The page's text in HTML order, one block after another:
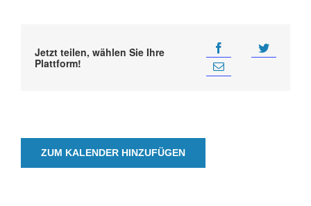
Jetzt teilen, wählen Sie Ihre
Plattform!
ZUM KALENDER HINZUFÜGEN